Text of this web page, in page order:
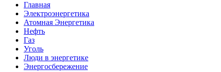
Главная
Электроэнергетика
Атомная Энергетика
Нефть
Газ
Уголь
Люди в энергетике
Энергосбережение